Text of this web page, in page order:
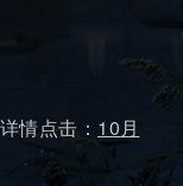
情点击： 10月